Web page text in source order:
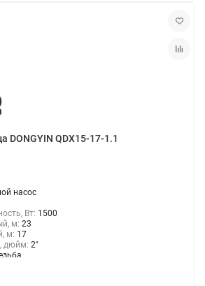
DONGYIN QDX15-17-1.1
насос
Вт: 1500
м: 23
м: 17
дюйм: 2"